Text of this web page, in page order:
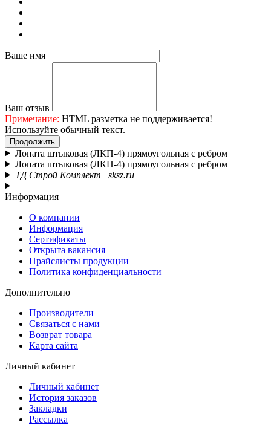
Ваше имя
Ваш отзыв
Примечание: HTML разметка не поддерживается!
Используйте обычный текст.
Продолжить
Лопата штыковая (ЛКП-4) прямоугольная с ребром
Лопата штыковая (ЛКП-4) прямоугольная с ребром
ТД Строй Комплект | sksz.ru
Информация
О компании
Информация
Сертификаты
Открыта вакансия
Прайслисты продукции
Политика конфиденциальности
Дополнительно
Производители
Связаться с нами
Возврат товара
Карта сайта
Личный кабинет
Личный кабинет
История заказов
Закладки
Рассылка